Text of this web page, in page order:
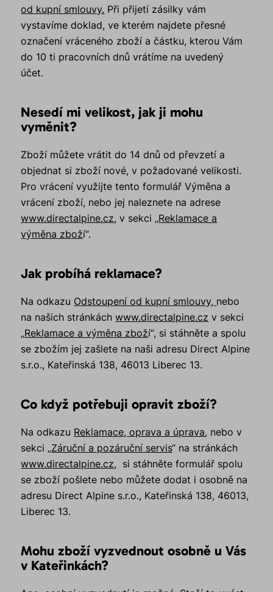
od kupní smlouvy. Při přijetí zásilky vám
vystavíme doklad, ve kterém najdete přesné
označení vráceného zboží a částku, kterou Vám
do 10 ti pracovních dnů vrátíme na uvedený
účet.
Nesedí mi velikost, jak ji mohu
vyměnit?
Zboží můžete vrátit do 14 dnů od převzetí a
objednat si zboží nové, v požadované velikosti.
Pro vrácení využijte tento formulář Výměna a
vrácení zboží, nebo jej naleznete na adrese
www.directalpine.cz, v sekci „Reklamace a
výměna zboží“.
Jak probíhá reklamace?
Na odkazu Odstoupení od kupní smlouvy, nebo
na našich stránkáchwww.directalpine.cz v sekci
„Reklamace a výměna zboží“, si stáhněte a spolu
se zbožím jej zašlete na naši adresu Direct Alpine
s.r.o., Kateřinská 138, 46013 Liberec 13.
Co když potřebuji opravit zboží?
Na odkazu Reklamace, oprava a úprava, nebo v
sekci „Záruční a pozáruční servis“ na stránkách
www.directalpine.cz, si stáhněte formulář spolu
se zboží pošlete nebo můžete dodat i osobně na
adresu Direct Alpine s.r.o., Kateřinská 138, 46013,
Liberec 13.
Mohu zboží vyzvednout osobně u Vás
v Kateřinkách?